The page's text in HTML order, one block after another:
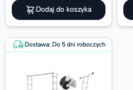
Dodaj do koszyka
Dostawa: Do 5 dni roboczych